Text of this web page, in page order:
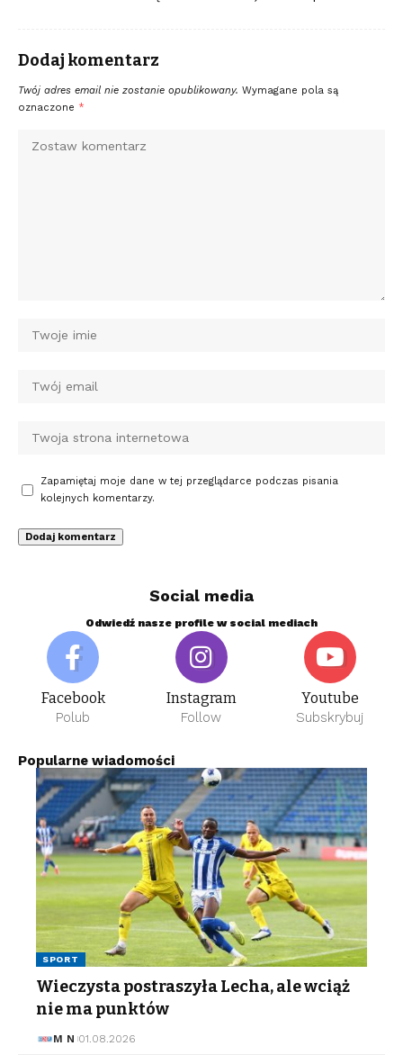
Dodaj komentarz
Twój adres email nie zostanie opublikowany. Wymagane pola są
oznaczone *
Zapamiętaj moje dane w tej przeglądarce podczas pisania
kolejnych komentarzy.
Social media
Odwiedź nasze profile w social mediach
Facebook
Polub
Instagram
Follow
Youtube
Subskrybuj
Popularne wiadomości
SPORT
Wieczysta postraszyła Lecha, ale wciąż
nie ma punktów
M N 01.08.2026